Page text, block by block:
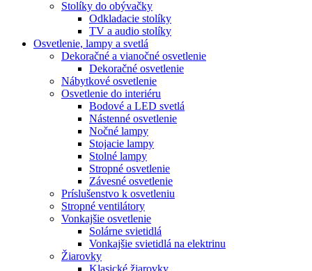
Stolíky do obývačky
Odkladacie stolíky
TV a audio stolíky
Osvetlenie, lampy a svetlá
Dekoračné a vianočné osvetlenie
Dekoračné osvetlenie
Nábytkové osvetlenie
Osvetlenie do interiéru
Bodové a LED svetlá
Nástenné osvetlenie
Nočné lampy
Stojacie lampy
Stolné lampy
Stropné osvetlenie
Závesné osvetlenie
Príslušenstvo k osvetleniu
Stropné ventilátory
Vonkajšie osvetlenie
Solárne svietidlá
Vonkajšie svietidlá na elektrinu
Žiarovky
Klasické žiarovky